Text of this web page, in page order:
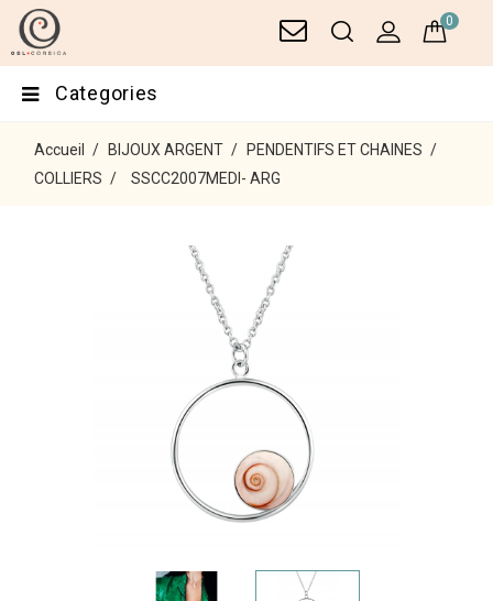
0
Categories
Accueil BIJOUX ARGENT
PENDENTIFS ET CHAINES
COLLIERS
SSCC2007MEDI- ARG